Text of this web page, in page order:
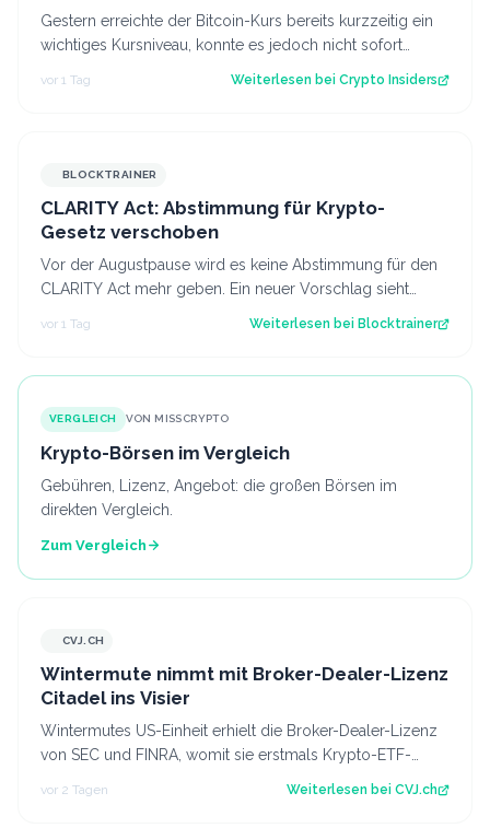
Gestern erreichte der Bitcoin-Kurs bereits kurzzeitig ein
wichtiges Kursniveau, konnte es jedoch nicht sofort
vor 1 Tag Weiterlesen bei Crypto Insiders
BLOCKTRAINER
CLARITY Act: Abstimmung für Krypto-
Gesetz verschoben
Vor der Augustpause wird es keine Abstimmung für den
CLARITY Act mehr geben. Ein neuer Vorschlag sieht
derweil vor, dass Trump bestimmte Kry…
vor 1 Tag Weiterlesen bei Blocktrainer
VERGLEICH VON MISSCRYPTO
Krypto-Börsen im Vergleich
Gebühren, Lizenz, Angebot: die großen Börsen im
direkten Vergleich.
Zum Vergleich
CVJ.CHCVJ.CH
Wintermute nimmt mit Broker-Dealer-Lizenz
Citadel ins Visier
Wintermutes US-Einheit erhielt die Broker-Dealer-Lizenz
von SEC und FINRA, womit sie erstmals Krypto-ETF-
vor 2 Tagen Weiterlesen bei CVJ.ch